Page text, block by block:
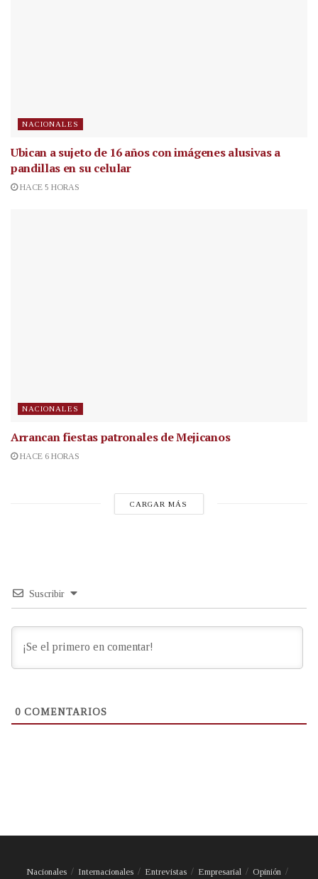
NACIONALES
Ubican a sujeto de 16 años con imágenes alusivas a
pandillas en su celular
HACE 5 HORAS
NACIONALES
Arrancan fiestas patronales de Mejicanos
HACE 6 HORAS
CARGAR MÁS
Suscribir
0 COMENTARIOS
Nacionales Internacionales Entrevistas Empresarial Opinión